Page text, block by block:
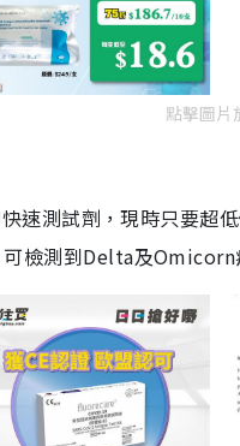
點擊圖片
速測試劑，現時只要超
檢測到Delta及